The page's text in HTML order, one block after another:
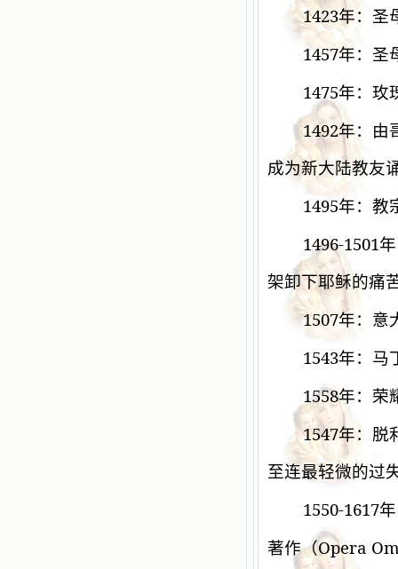
1423年：圣
1457年：圣
1475年：玫
1492年：由
成为新大陆教友
1495年：教
1496-1501
架卸下耶稣的痛
1507年：意
1543年：马
1558年：荣
1547年：脱
至连最轻微的过
1550-1617
著作（Opera